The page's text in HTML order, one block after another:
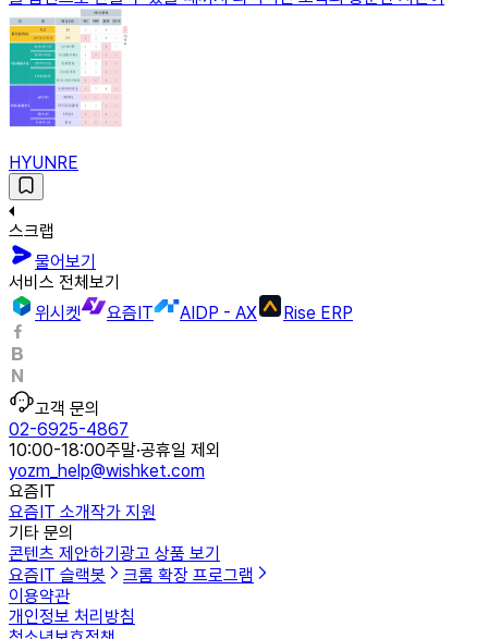
HYUNRE
스크랩
물어보기
서비스 전체보기
위시켓
요즘IT AIDP - AX Rise ERP
고객 문의
02-6925-4867
10:00-18:00주말·공휴일 제외
yozm_help@wishket.com
요즘IT
요즘IT 소개작가 지원
기타 문의
콘텐츠 제안하기 광고 상품 보기
요즘IT 슬랙봇
크롬 확장 프로그램
이용약관
개인정보 처리방침